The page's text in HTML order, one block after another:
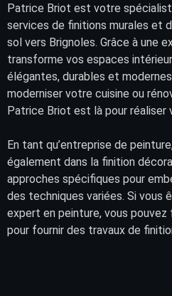
Patrice Briot est votre
services de finitions murales et
sol vers Brignoles. Grâce à une
transforme vos espaces
élégantes, durables et
moderniser votre cuisine ou
Patrice Briot est là pour réaliser
En tant qu’entreprise de
également dans la finition
approches spécifiques pour
des techniques variées. Si vous
expert en peinture, vous
pour fournir des travaux de